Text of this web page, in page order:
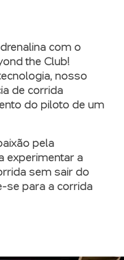
com o
the Club!
nosso
de corrida
do piloto de um
pela
experimentar a
sem sair do
se para a corrida